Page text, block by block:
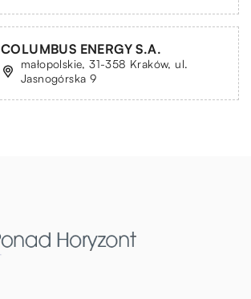
COLUMBUS ENERGY S.A.
małopolskie, 31-358 Kraków, ul.
Jasnogórska 9